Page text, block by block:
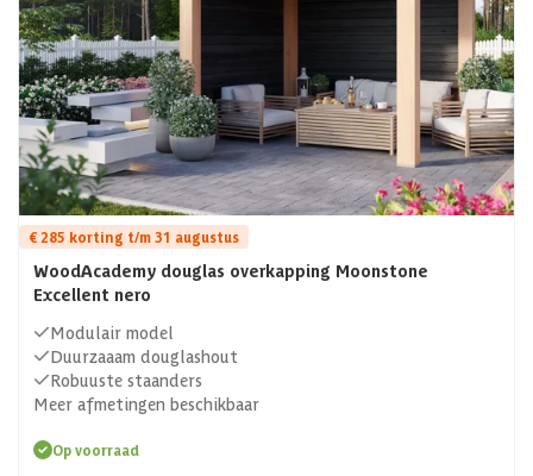
€ 285 korting t/m 31 augustus
WoodAcademy douglas overkapping Moonstone
Excellent nero
Modulair model
Duurzaaam douglashout
Robuuste staanders
Meer afmetingen beschikbaar
Op voorraad